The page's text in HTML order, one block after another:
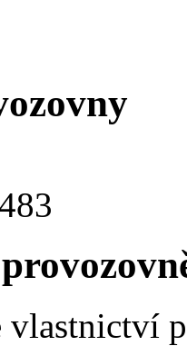
vlastnictví